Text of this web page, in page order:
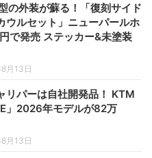
の外装が蘇る！「復刻サイド
ウルセット」ニューパールホ
で発売 ステッカー&未塗装
月13日
リパーは自社開発品！ KTM
」2026年モデルが82万
月13日